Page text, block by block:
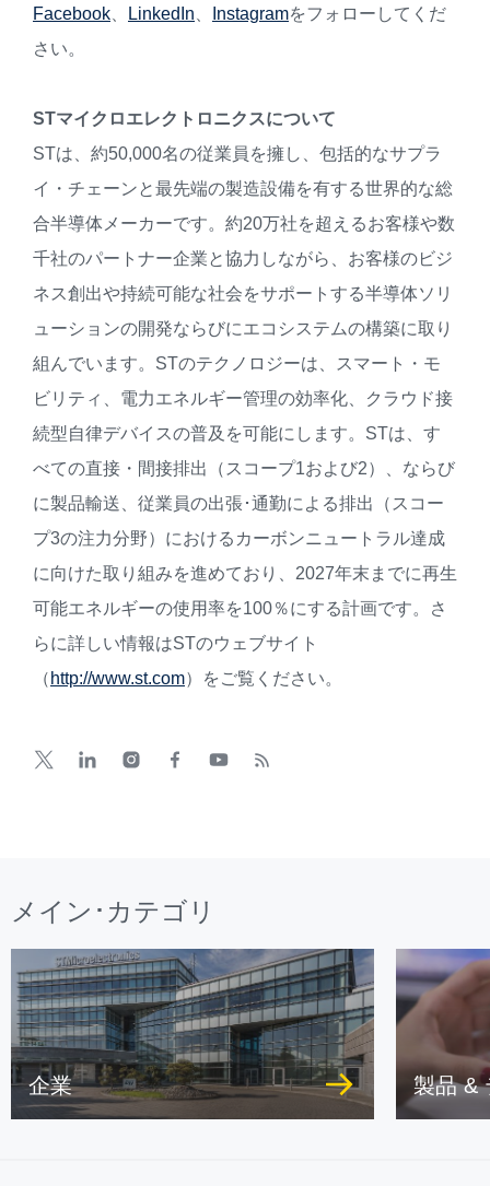
Facebook、 LinkedIn、 Instagramをフォローしてくだ
さい。
STマイクロエレクトロニクスについて
STは、約50,000名の従業員を擁し、包括的なサプラ
イ・チェーンと最先端の製造設備を有する世界的な総
合半導体メーカーです。約20万社を超えるお客様や数
千社のパートナー企業と協力しながら、お客様のビジ
ネス創出や持続可能な社会をサポートする半導体ソリ
ューションの開発ならびにエコシステムの構築に取り
組んでいます。STのテクノロジーは、スマート・モ
ビリティ、電力エネルギー管理の効率化、クラウド接
続型自律デバイスの普及を可能にします。STは、す
べての直接・間接排出（スコープ1および2）、ならび
に製品輸送、従業員の出張･通勤による排出（スコー
プ3の注力分野）におけるカーボンニュートラル達成
に向けた取り組みを進めており、2027年末までに再生
可能エネルギーの使用率を100％にする計画です。さ
らに詳しい情報はSTのウェブサイト
（ http://www.st.com）をご覧ください。
メイン･カテゴリ
企業 製品 &